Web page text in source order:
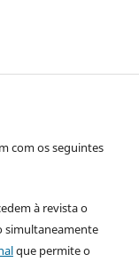
com os seguintes
à revista o
simultaneamente
que permite o